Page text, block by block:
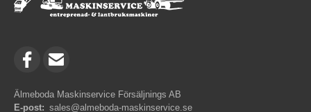
Älmeboda Maskinservice Försäljnings AB
E-post: sales@almeboda-maskinservice.se